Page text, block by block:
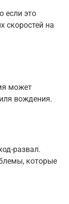
если это
скоростей на
может
вождения.
развал.
которые